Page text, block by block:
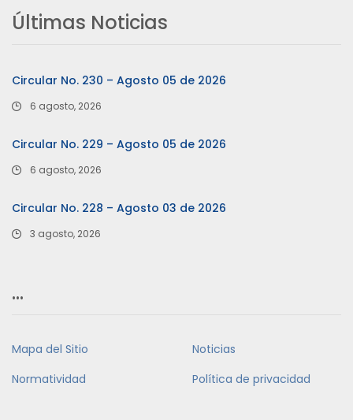
Últimas Noticias
Circular No. 230 – Agosto 05 de 2026
6 agosto, 2026
Circular No. 229 – Agosto 05 de 2026
6 agosto, 2026
Circular No. 228 – Agosto 03 de 2026
3 agosto, 2026
…
Mapa del Sitio
Noticias
Normatividad
Política de privacidad